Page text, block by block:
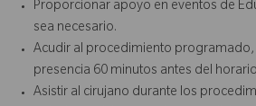
Proporcionar apoyo en eventos de
sea necesario.
Acudir al procedimiento
presencia 60 minutos antes del
Asistir al cirujano durante los